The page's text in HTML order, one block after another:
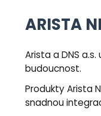
ARISTA
Arista a DNS
budoucnost.
Produkty Arista
snadnou